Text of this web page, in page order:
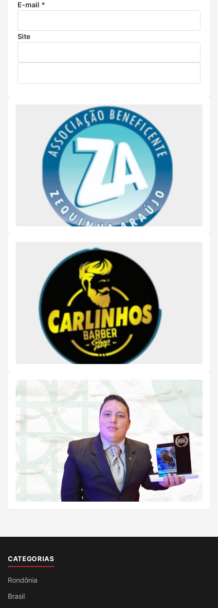
E-mail *
Site
CATEGORIAS
Rondônia
Brasil